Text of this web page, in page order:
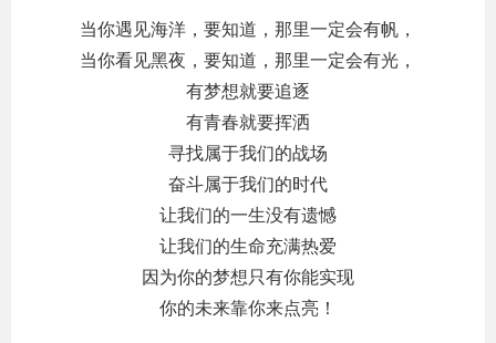
当你遇见海洋，要知道，那里一定会有帆，
当你看见黑夜，要知道，那里一定会有光，
有梦想就要追逐
有青春就要挥洒
寻找属于我们的战场
奋斗属于我们的时代
让我们的一生没有遗憾
让我们的生命充满热爱
因为你的梦想只有你能实现
你的未来靠你来点亮！